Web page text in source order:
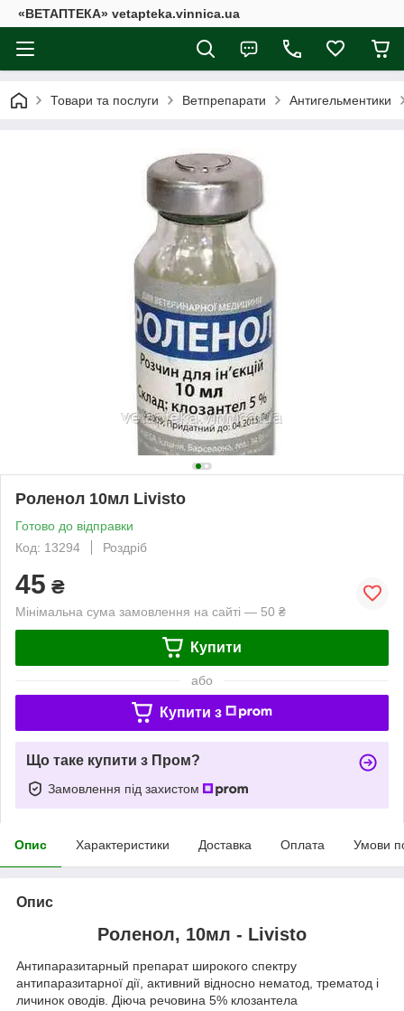
«ВЕТАПТЕКА» vetapteka.vinnica.ua
Товари та послуги Ветпрепарати Антигельментики
Роленол 10мл Livisto
Готово до відправки
Код: 13294
Роздріб
45 ₴
Мінімальна сума замовлення на сайті — 50 ₴
Купити
або
Купити з
Що таке купити з Пром?
Замовлення під захистом
Опис Характеристики Доставка Оплата Умови
Опис
Роленол, 10мл - Livisto
Антипаразитарный препарат широкого спектру
антипаразитарної дії, активний відносно нематод, трематод і
личинок оводів. Діюча речовина 5% клозантела